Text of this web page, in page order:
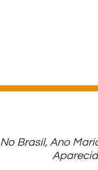
No Brasil, Ano